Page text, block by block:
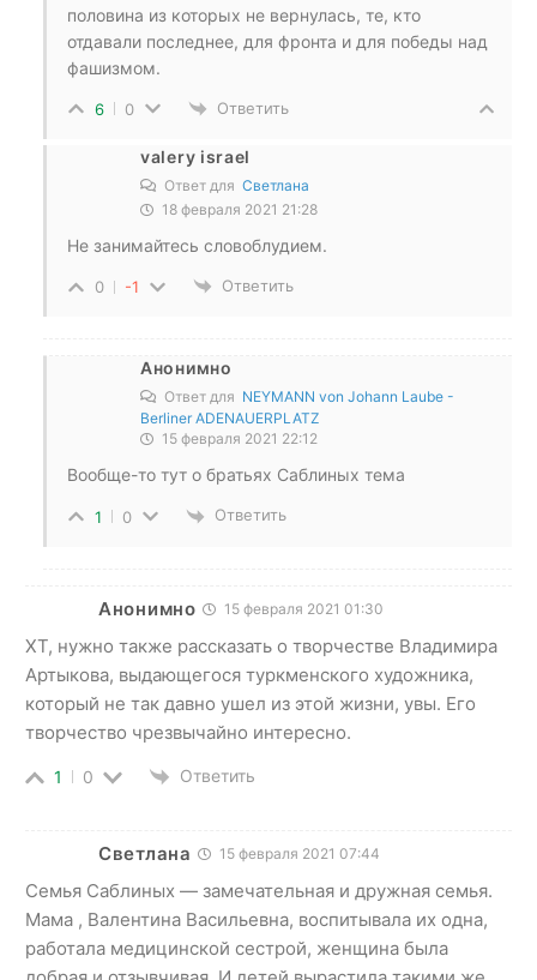
половина из которых не вернулась, те, кто
отдавали последнее, для фронта и для победы над
фашизмом.
6 0 Ответить
valery israel
Ответ для Светлана
18 февраля 2021 21:28
Не занимайтесь словоблудием.
0 -1 Ответить
Анонимно
Ответ для NEYMANN von Johann Laube -
Berliner ADENAUERPLATZ
15 февраля 2021 22:12
Вообще-то тут о братьях Саблиных тема
1 0 Ответить
Анонимно 15 февраля 2021 01:30
ХТ, нужно также рассказать о творчестве Владимира
Артыкова, выдающегося туркменского художника,
который не так давно ушел из этой жизни, увы. Его
творчество чрезвычайно интересно.
1 0 Ответить
Светлана 15 февраля 2021 07:44
Семья Саблиных — замечательная и дружная семья.
Мама , Валентина Васильевна, воспитывала их одна,
работала медицинской сестрой, женщина была